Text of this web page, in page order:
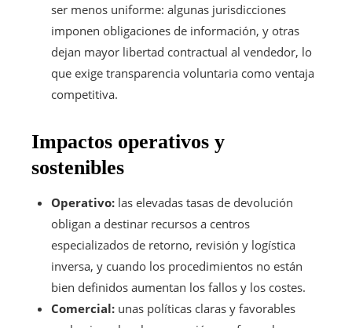
ser menos uniforme: algunas jurisdicciones
imponen obligaciones de información, y otras
dejan mayor libertad contractual al vendedor, lo
que exige transparencia voluntaria como ventaja
competitiva.
Impactos operativos y
sostenibles
Operativo: las elevadas tasas de devolución
obligan a destinar recursos a centros
especializados de retorno, revisión y logística
inversa, y cuando los procedimientos no están
bien definidos aumentan los fallos y los costes.
Comercial: unas políticas claras y favorables